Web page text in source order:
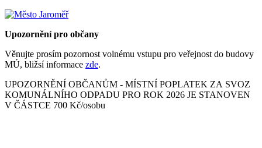
Upozornění pro občany
Věnujte prosím pozornost volnému vstupu pro veřejnost do budovy
MÚ, bližsí informace zde.
UPOZORNĚNÍ OBČANŮM - MÍSTNÍ POPLATEK ZA SVOZ
KOMUNÁLNÍHO ODPADU PRO ROK 2026 JE STANOVEN
V ČÁSTCE 700 Kč/osobu